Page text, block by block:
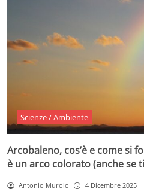
Scienze / Ambiente
Arcobaleno, cos’è e come si
è un arco colorato (anche se
Antonio Murolo 4 Dicembre 2025